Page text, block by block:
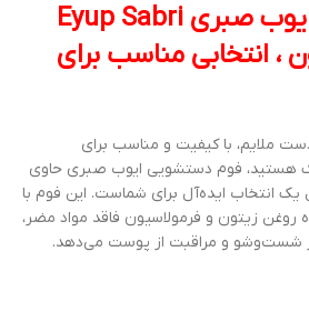
فوم دستشویی ایوب صبری Eyup Sabri
، انتخابی مناسب برای
ملایم، با کیفیت و مناسب برای
فوم دستشویی ایوب صبری حاوی
زیتون حجم ۵۰۰ میل یک انتخاب ایده‌آل برای شماست. این فوم با
زیتون و فرمولاسیون فاقد مواد مضر،
شست‌وشو و مراقبت از پوست می‌دهد.